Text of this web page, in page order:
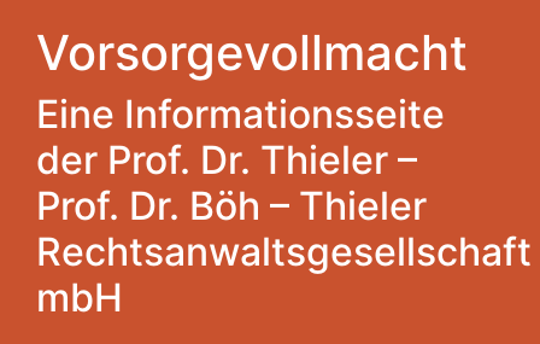
Vorsorgevollmacht
Eine Informationsseite
der Prof. Dr. Thieler –
Prof. Dr. Böh – Thieler
Rechtsanwaltsgesellschaft
mbH